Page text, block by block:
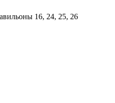
16, 24, 25, 26